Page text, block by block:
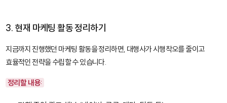
3. 현재 마케팅 활동 정리하기
지금까지 진행했던 마케팅 활동을 정리하면, 대행사가 시행착오를 줄이고
효율적인 전략을 수립할 수 있습니다.
정리할 내용: